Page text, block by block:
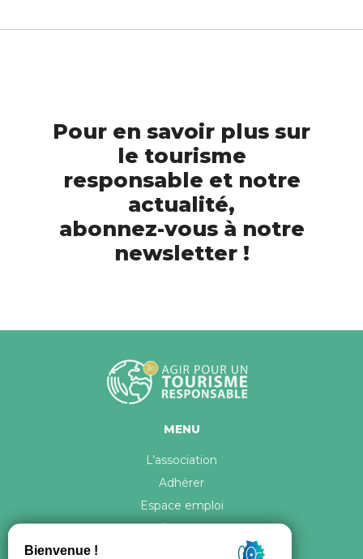
Pour en savoir plus sur
le tourisme
responsable et notre
actualité,
abonnez-vous à notre
newsletter !
MENU
L’association
Adhérer
Espace emploi
Contact